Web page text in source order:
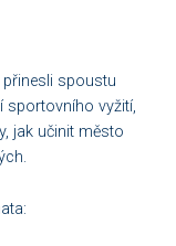
spoustu
sportovního vyžití,
jak učinit město